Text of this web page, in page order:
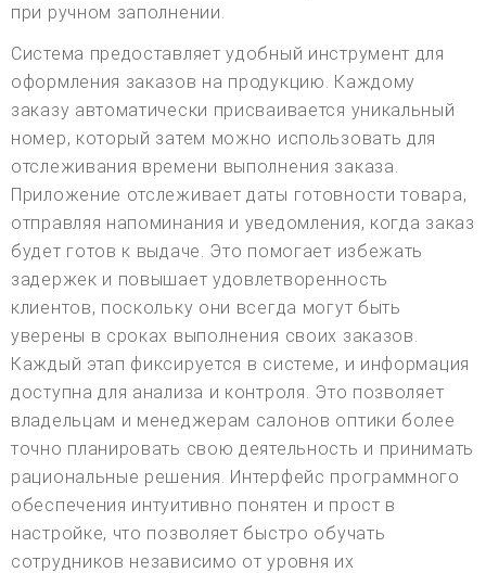
при ручном заполнении.
Система предоставляет удобный инструмент для
оформления заказов на продукцию. Каждому
заказу автоматически присваивается уникальный
номер, который затем можно использовать для
отслеживания времени выполнения заказа.
Приложение отслеживает даты готовности товара,
отправляя напоминания и уведомления, когда заказ
будет готов к выдаче. Это помогает избежать
задержек и повышает удовлетворенность
клиентов, поскольку они всегда могут быть
уверены в сроках выполнения своих заказов.
Каждый этап фиксируется в системе, и информация
доступна для анализа и контроля. Это позволяет
владельцам и менеджерам салонов оптики более
точно планировать свою деятельность и принимать
рациональные решения. Интерфейс программного
обеспечения интуитивно понятен и прост в
настройке, что позволяет быстро обучать
сотрудников независимо от уровня их